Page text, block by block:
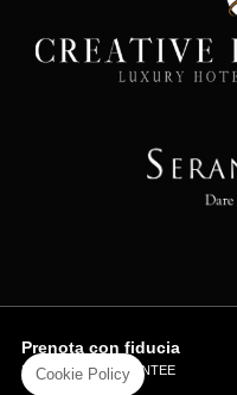
Prenota con fiducia
BEST RATE GUARANTEE